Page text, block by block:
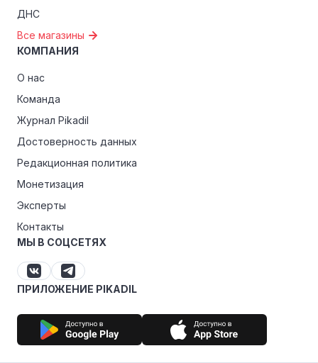
ДНС
Все магазины
КОМПАНИЯ
О нас
Команда
Журнал Pikadil
Достоверность данных
Редакционная политика
Монетизация
Эксперты
Контакты
МЫ В СОЦСЕТЯХ
ПРИЛОЖЕНИЕ PIKADIL